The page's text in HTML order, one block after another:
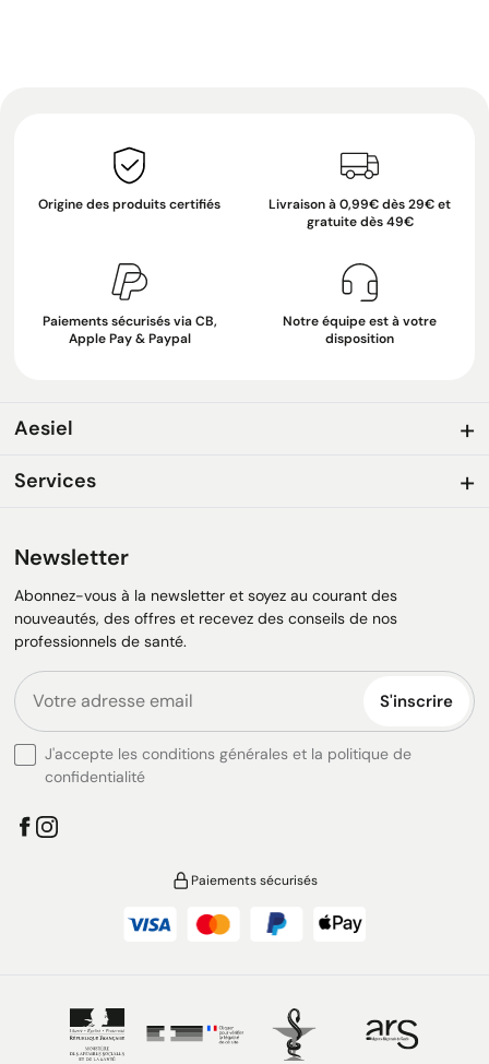
Origine des produits certifiés
Livraison à 0,99€ dès 29€ et
gratuite dès 49€
Paiements sécurisés via CB,
Apple Pay & Paypal
Notre équipe est à votre
disposition
Aesiel
Services
Newsletter
Abonnez-vous à la newsletter et soyez au courant des
nouveautés, des offres et recevez des conseils de nos
professionnels de santé.
S'inscrire
J'accepte les conditions générales et la politique de
confidentialité
Paiements sécurisés